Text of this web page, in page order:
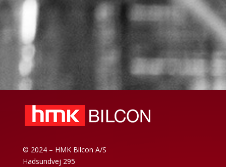
© 2024 – HMK Bilcon A/S
Hadsundvej 295